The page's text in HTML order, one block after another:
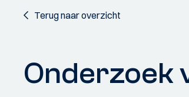
Terug naar overzicht
Onderzoek